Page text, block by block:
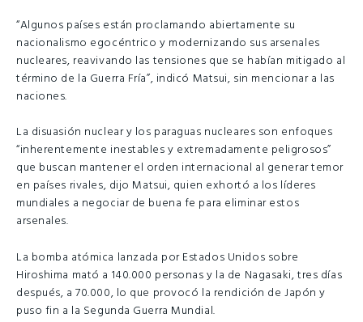
“Algunos países están proclamando abiertamente su
nacionalismo egocéntrico y modernizando sus arsenales
nucleares, reavivando las tensiones que se habían mitigado al
término de la Guerra Fría”, indicó Matsui, sin mencionar a las
naciones.
La disuasión nuclear y los paraguas nucleares son enfoques
“inherentemente inestables y extremadamente peligrosos”
que buscan mantener el orden internacional al generar temor
en países rivales, dijo Matsui, quien exhortó a los líderes
mundiales a negociar de buena fe para eliminar estos
arsenales.
La bomba atómica lanzada por Estados Unidos sobre
Hiroshima mató a 140.000 personas y la de Nagasaki, tres días
después, a 70.000, lo que provocó la rendición de Japón y
puso fin a la Segunda Guerra Mundial.